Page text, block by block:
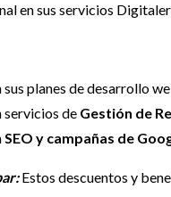
en sus servicios
sus planes de desarrollo
servicios de Gestión de
SEO y campañas de
Estos descuentos y